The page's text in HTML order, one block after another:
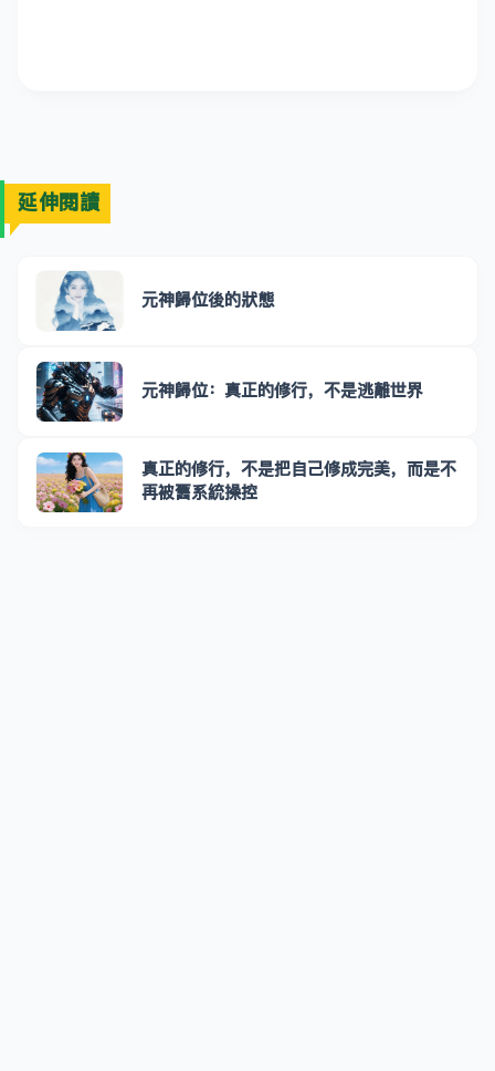
延伸閱讀
元神歸位後的狀態
元神歸位：真正的修行，不是逃離世界
真正的修行，不是把自己修成完美，而是不
再被舊系統操控